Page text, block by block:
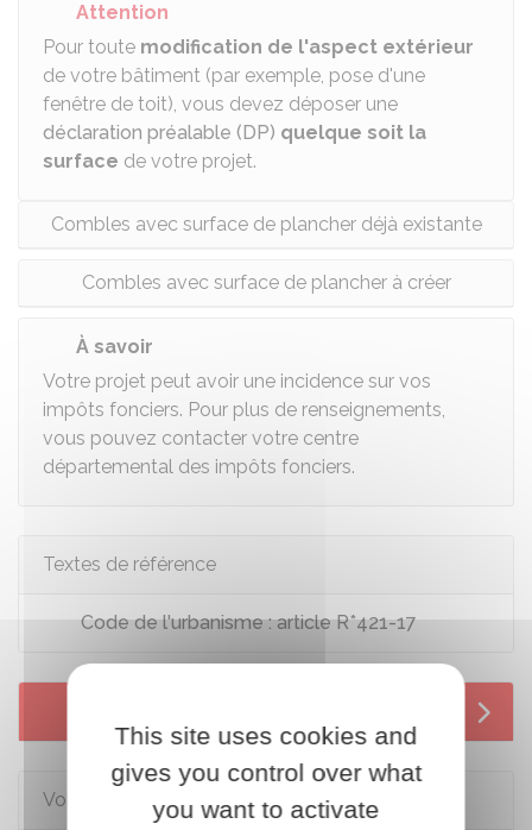
Attention
Pour toute modification de l'aspect extérieur
de votre bâtiment (par exemple, pose d'une
fenêtre de toit), vous devez déposer une
déclaration préalable (DP) quelque soit la
surface de votre projet.
Combles avec surface de plancher déjà existante
Combles avec surface de plancher à créer
À savoir
Votre projet peut avoir une incidence sur vos
impôts fonciers. Pour plus de renseignements,
vous pouvez contacter votre centre
départemental des impôts fonciers.
Textes de référence
Code de l'urbanisme : article R*421-17
Voir aussi
This site uses cookies and
gives you control over what
you want to activate